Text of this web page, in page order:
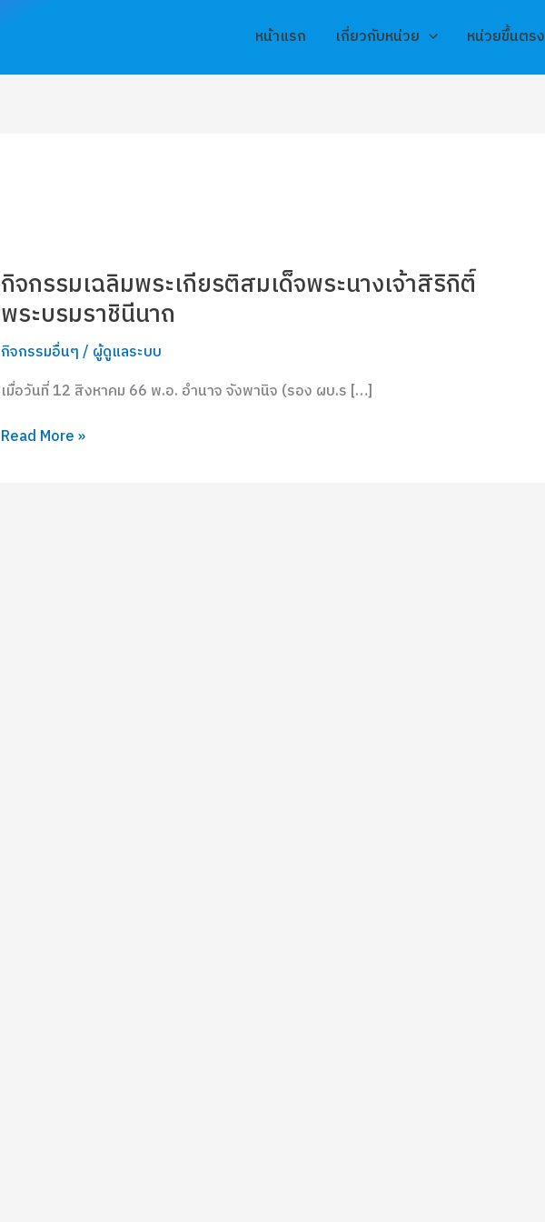
หน้าแรก เกี่ยวกับหน่วย หน่วยขึ้นตรง
กิจกรรมเฉลิมพระเกียรติสมเด็จพระนางเจ้าสิริกิติ์
พระบรมราชินีนาถ
กิจกรรมอื่นๆ/ ผู้ดูแลระบบ
เมื่อวันที่ 12 สิงหาคม 66 พ.อ. อำนาจ จังพานิจ (รอง ผบ.ร […]
เฉลิมพระเกียรติ
สมเด็จ
พระนาง
เจ้า
ริกิ
ติ์
พระบรม
Read More »